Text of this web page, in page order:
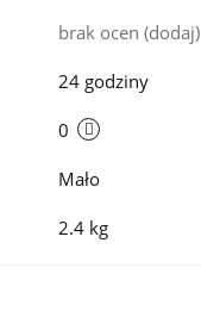
brak ocen(dodaj)
24 godziny
0
Mało
2.4 kg